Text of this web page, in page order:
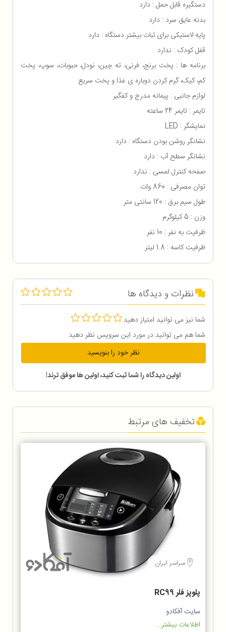
دستگیره قابل حمل : دارد
بدنه عایق سرد : دارد
پایه لاستیکی برای ثبات بیشتر دستگاه : دارد
قفل کودک : ندارد
برنامه ها : پخت برنج، فرنی، ته چین، نودل، حبوبات، سوپ، پخت
کم، کیک، گرم کردن دوباره ی غذا و پخت سریع
لوازم جانبی : پیمانه مدرج و کفگیر
تایمر : تایمر 24 ساعته
نمایشگر : LED
نشانگر روشن بودن دستگاه : دارد
نشانگر سطح آب : دارد
صفحه کنترل لمسی : ندارد
توان مصرفی : 860 وات
طول سیم برق : 120 سانتی متر
وزن : 5 کیلوگرم
ظرفیت به نفر : 10 نفر
ظرفیت کاسه : 1.8 لیتر
نظرات و دیدگاه ها
شما نیز می توانید امتیاز دهید
شما هم می توانید در مورد این سرویس نظر دهید
نظر خود را بنویسید
اولین دیدگاه را شما ثبت کنید، اولین ها موفق ترند!
تخفیف های مرتبط
سراسر ایران
پلوپز فلر RC99
سایت آفکادو
اطلاعات بیشتر...